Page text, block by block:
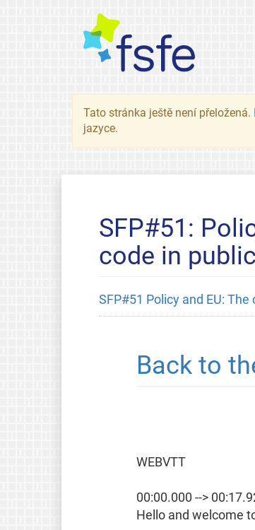
Tato stránka ještě není přeložená.
jazyce.
SFP#51:
code in
SFP#51 Policy and EU:
Back to